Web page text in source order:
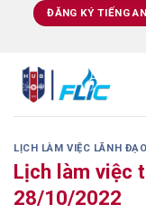
ĐĂNG KÝ TIẾNG
LỊCH LÀM VIỆC LÃNH ĐẠO
Lịch làm việc
28/10/2022